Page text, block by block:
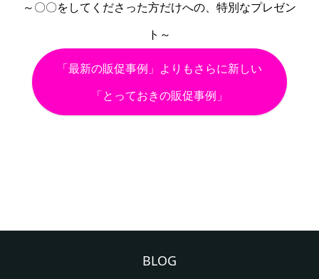
～〇〇をしてくださった方だけへの、特別なプレゼン
ト～
「最新の販促事例」よりもさらに新しい
「とっておきの販促事例」
BLOG